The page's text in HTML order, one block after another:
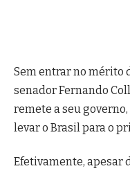
Sem entrar no mérito
senador Fernando
remete a seu
levar o Brasil para o
Efetivamente, apesar